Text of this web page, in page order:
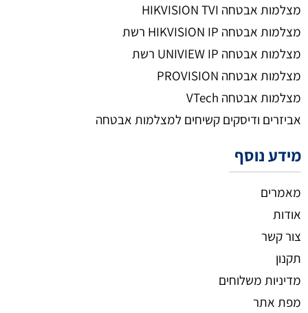
מצלמות אבטחה HIKVISION TVI
מצלמות אבטחה HIKVISION IP רשת
מצלמות אבטחה UNIVIEW IP רשת
מצלמות אבטחה PROVISION
מצלמות אבטחה VTech
אביזרים ודיסקים קשיחים למצלמות אבטחה
מידע נוסף
מאמרים
אודות
צור קשר
תקנון
מדיניות משלוחים
מפת אתר